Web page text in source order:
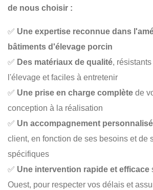
de nous choisir :
✅ Une expertise reconnue dans
bâtiments d'élevage porcin
✅ Des matériaux de qualité,
l'élevage et faciles à entretenir
✅ Une prise en charge complète de
conception à la réalisation
✅ Un accompagnement personnalisé
client, en fonction de ses besoins et de
spécifiques
✅ Une intervention rapide et efficace
Ouest, pour respecter vos délais et